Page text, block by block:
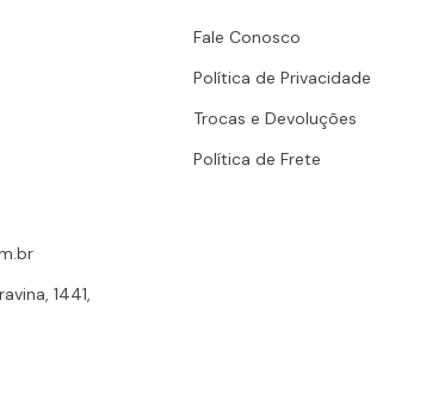
1441,
Fale Conosco
Política de Privacidade
Trocas e Devoluções
Política de Frete